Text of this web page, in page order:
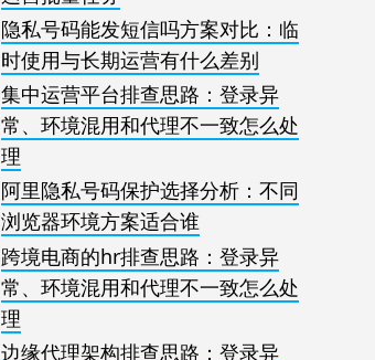
隐私号码能发短信吗方案对比：临
时使用与长期运营有什么差别
集中运营平台排查思路：登录异
常、环境混用和代理不一致怎么处
理
阿里隐私号码保护选择分析：不同
浏览器环境方案适合谁
跨境电商的hr排查思路：登录异
常、环境混用和代理不一致怎么处
理
边缘代理架构排查思路：登录异